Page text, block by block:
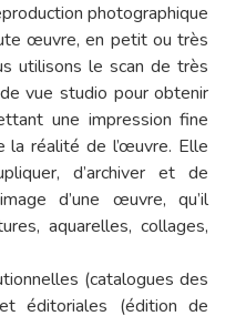
photographique
œuvre, en petit ou très
utilisons le scan de très
vue studio pour obtenir
une impression fine
la réalité de l’œuvre. Elle
d’archiver et de
d’une œuvre, qu’il
aquarelles, collages,
(catalogues des
éditoriales (édition de